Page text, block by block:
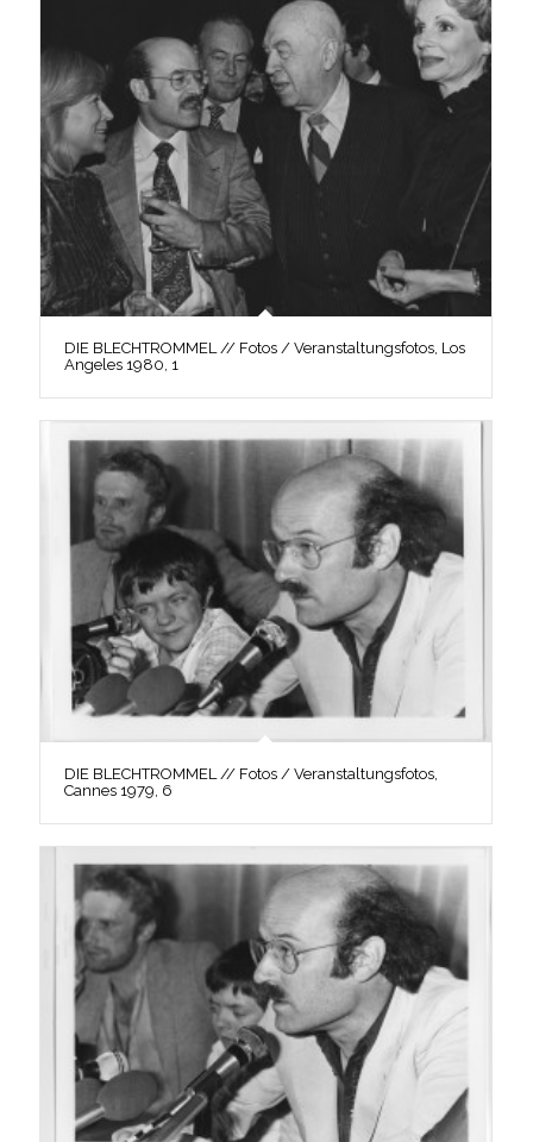
DIE BLECHTROMMEL // Fotos / Veranstaltungsfotos, Los
Angeles 1980, 1
DIE BLECHTROMMEL // Fotos / Veranstaltungsfotos,
Cannes 1979, 6